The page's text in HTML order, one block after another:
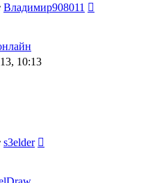
Владимир908011
10:13
s3elder